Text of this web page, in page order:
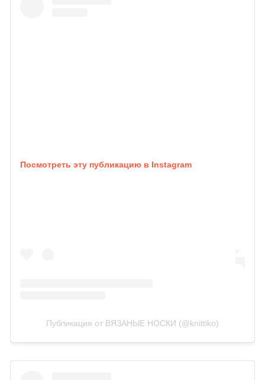
Посмотреть эту публикацию в Instagram
Публикация от ВЯЗАНЫЕ НОСКИ (@knittiko)